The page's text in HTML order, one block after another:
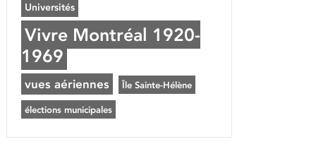
Universités
Vivre Montréal 1920-
1969
vues aériennes Île Sainte-Hélène
élections municipales